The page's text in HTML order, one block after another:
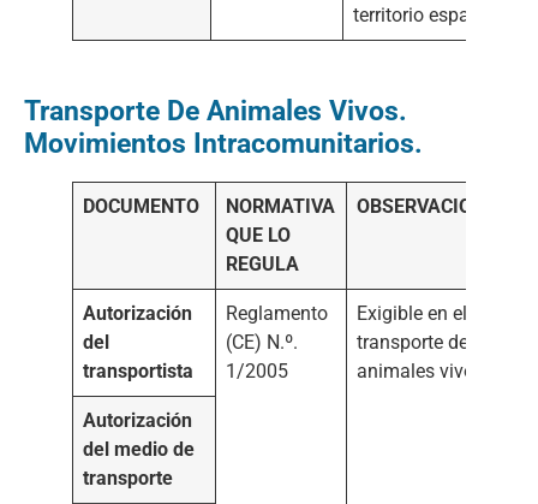
territorio español.
Transporte De Animales Vivos.
Movimientos Intracomunitarios.
DOCUMENTO
NORMATIVA
QUE LO
REGULA
OBSERVACIONES
Autorización
del
transportista
Reglamento
(CE) N.º.
1/2005
Exigible en el
transporte de
animales vivos
Autorización
del medio de
transporte